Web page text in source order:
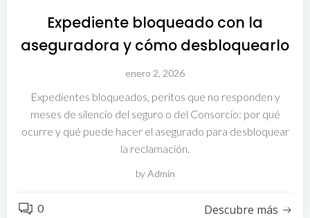
Expediente bloqueado con la
aseguradora y cómo desbloquearlo
enero 2, 2026
Expedientes bloqueados, peritos que no responden y
meses de silencio del seguro o del Consorcio: por qué
ocurre y qué puede hacer el asegurado para desbloquear
la reclamación.
byAdmin
0 Descubre más